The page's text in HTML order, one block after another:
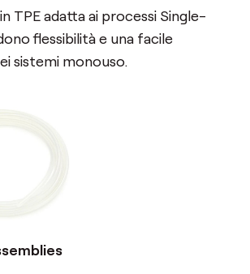
TPE adatta ai processi Single-
flessibilità e una facile
sistemi monouso.